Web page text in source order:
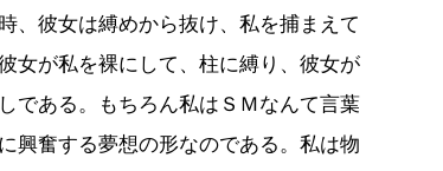
、彼女は縛めから抜け、私を捕まえて
女が私を裸にして、柱に縛り、彼女が
である。もちろん私はＳＭなんて言葉
興奮する夢想の形なのである。私は物